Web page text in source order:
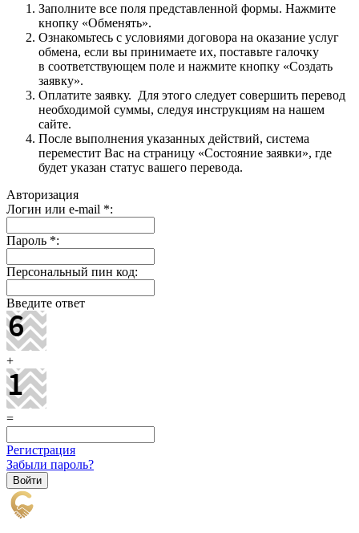
Заполните все поля представленной формы. Нажмите
кнопку «Обменять».
Ознакомьтесь с условиями договора на оказание услуг
обмена, если вы принимаете их, поставьте галочку
в соответствующем поле и нажмите кнопку «Создать
заявку».
Оплатите заявку. Для этого следует совершить перевод
необходимой суммы, следуя инструкциям на нашем
сайте.
После выполнения указанных действий, система
переместит Вас на страницу «Состояние заявки», где
будет указан статус вашего перевода.
Авторизация
Логин или e-mail *:
Пароль *:
Персональный пин код:
Введите ответ
+
=
Регистрация
Забыли пароль?